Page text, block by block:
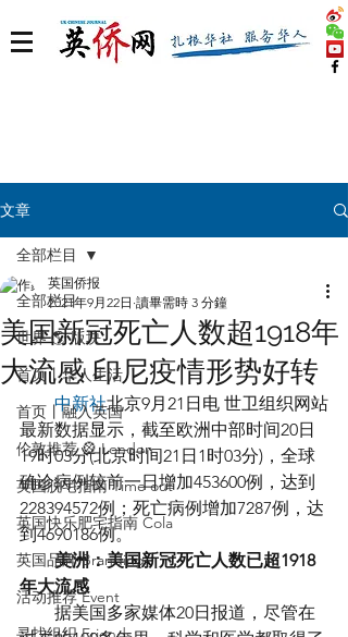
文章
全部栏目
世界 🌎 版块
首页丨华人生活
首页丨融入英国
伦敦推荐 🎡 London
英国脱宅指南 Time out
英国快乐肥宅指南 Cola
英国品牌 Branding
活动推荐 Event
全部栏目
美国新冠死亡人数超1918年
大流感 印尼疫情形势好转
英国侨报
2021年9月22日 讀畢需時 3 分鐘
中新社北京9月21日电 世卫组织网站
最新数据显示，截至欧洲中部时间20日
19时03分(北京时间21日1时03分)，全球
确诊病例较前一日增加453600例，达到
228394572例；死亡病例增加7287例，达
到4690186例。
美洲：美国新冠死亡人数已超1918
年大流感
据美国多家媒体20日报道，尽管在